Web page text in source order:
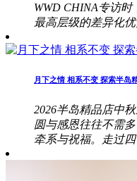
WWD CHINA专访
最高层级的差异化优
月下之情 相系不变 探索半岛
2026半岛精品店中
圆与感恩往往不需
牵系与祝福。走过